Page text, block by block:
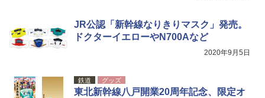
JR公認「新幹線なりきりマスク」発売。
ドクターイエローやN700Aなど
2020年9月5日
鉄道 グッズ
東北新幹線八戸開業20周年記念、限定オ